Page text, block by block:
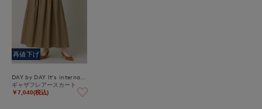
再値下げ
ギャザフレアースカート
￥7,040(税込)